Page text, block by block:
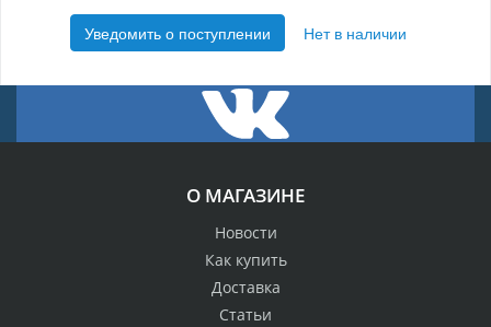
Уведомить о поступлении Нет в наличии
О МАГАЗИНЕ
Новости
Как купить
Доставка
Статьи